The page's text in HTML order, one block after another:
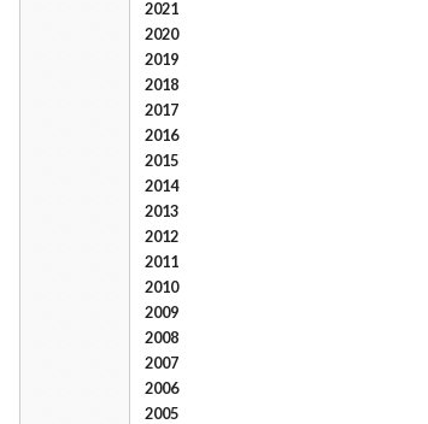
2021
2020
2019
2018
2017
2016
2015
2014
2013
2012
2011
2010
2009
2008
2007
2006
2005